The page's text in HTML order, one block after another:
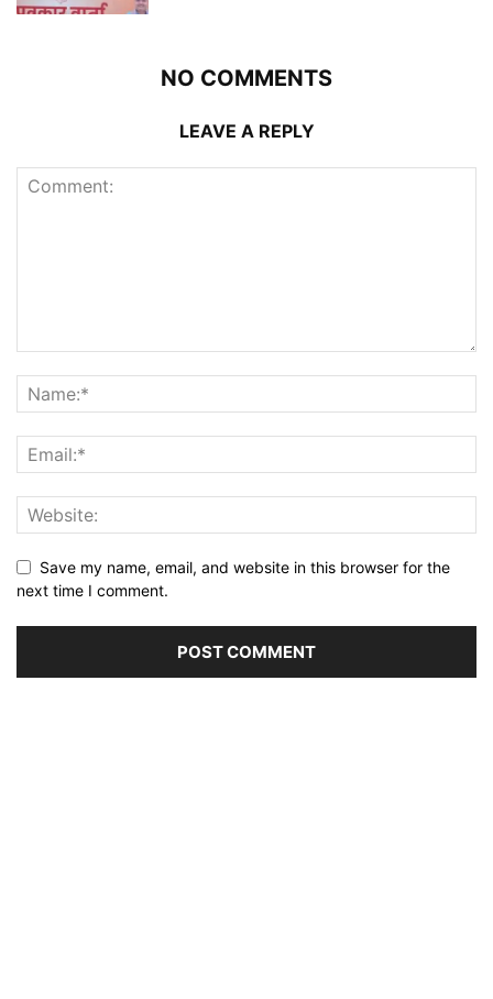
NO COMMENTS
LEAVE A REPLY
Save my name, email, and website in this browser for the
next time I comment.